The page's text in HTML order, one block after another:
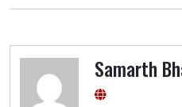
Samarth